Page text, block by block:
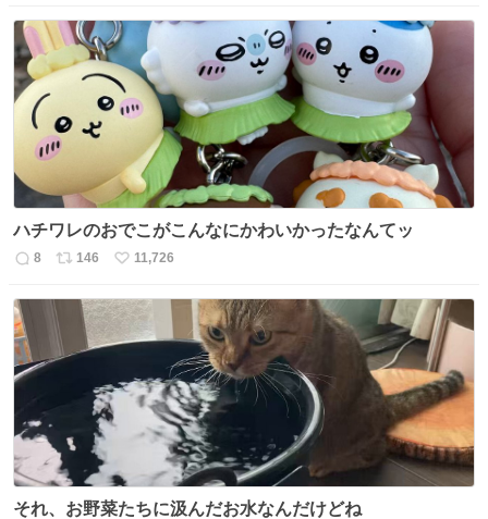
数
ス
ト
数
ね
数
ハチワレのおでこがこんなにかわいかったなんてッ
返
数
8
リ
ス
ト
数
146
い
ね
数
11,726
それ、お野菜たちに汲んだお水なんだけどね